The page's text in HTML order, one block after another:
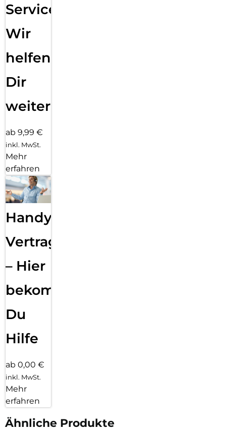
Service:
Wir
helfen
Dir
weiter
ab 9,99 €
inkl. MwSt.
Mehr
erfahren
Handy
Vertragsabwicklung
– Hier
bekommst
Du
Hilfe
ab 0,00 €
inkl. MwSt.
Mehr
erfahren
Ähnliche Produkte